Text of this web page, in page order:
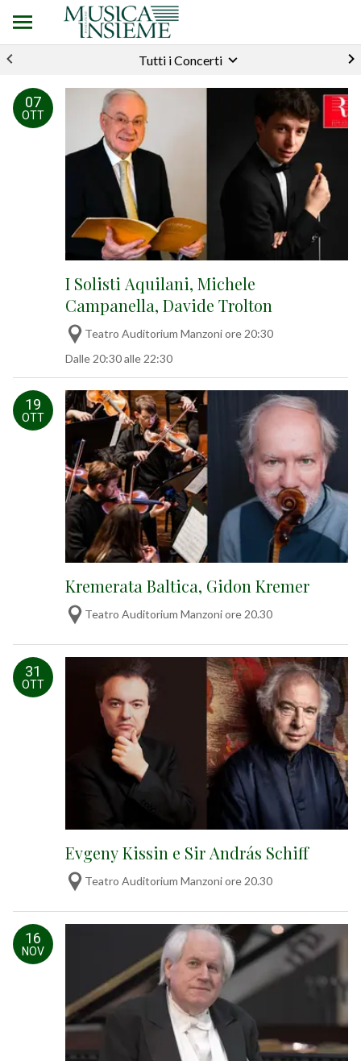
Tutti i Concerti
07
OTT
I Solisti Aquilani, Michele
Campanella, Davide Trolton
Teatro Auditorium Manzoni ore 20:30
Dalle 20:30 alle 22:30
19
OTT
Kremerata Baltica, Gidon Kremer
Teatro Auditorium Manzoni ore 20.30
31
OTT
Evgeny Kissin e Sir András Schiff
Teatro Auditorium Manzoni ore 20.30
16
NOV